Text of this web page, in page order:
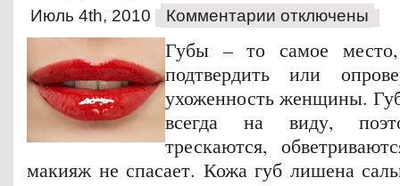
Июль 4th, 2010 Комментарии отключены
Губы – то самое место,
подтвердить или
ухоженность женщины.
всегда на виду,
трескаются,
макияж не спасает. Кожа губ лишена